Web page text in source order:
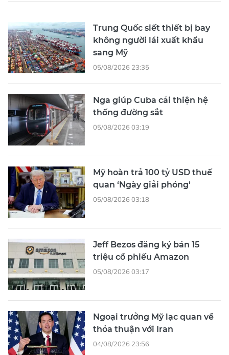
Trung Quốc siết thiết bị bay
không người lái xuất khẩu
sang Mỹ
05/08/2026 23:35
Nga giúp Cuba cải thiện hệ
thống đường sắt
05/08/2026 03:19
Mỹ hoàn trả 100 tỷ USD thuế
quan ‘Ngày giải phóng’
05/08/2026 03:18
Jeff Bezos đăng ký bán 15
triệu cổ phiếu Amazon
05/08/2026 03:17
Ngoại trưởng Mỹ lạc quan về
thỏa thuận với Iran
04/08/2026 23:56